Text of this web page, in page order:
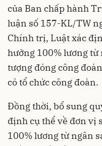
của Ban chấp hành
luận số 157-KL/TW
Chính trị, Luật xác
hưởng 100% lương từ
tượng đóng công
có tổ chức công đoàn.
Đồng thời, bổ sung
định cụ thể về đơn vị
100% lương từ ngân